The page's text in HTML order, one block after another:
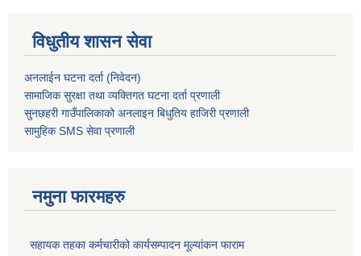
विधुतीय शासन सेवा
अनलाईन घटना दर्ता (निवेदन)
सामाजिक सुरक्षा तथा व्यक्तिगत घटना दर्ताप्रणाली
सुनछहरी गाउँपालिकाको अनलाइन बिधुतिय हाजिरी प्रणाली
सामुहिकSMS सेवाप्रणाली
नमुना फारमहरु
सहायक तहका कर्मचारीको कार्यसम्पादन मूल्यांकन फाराम